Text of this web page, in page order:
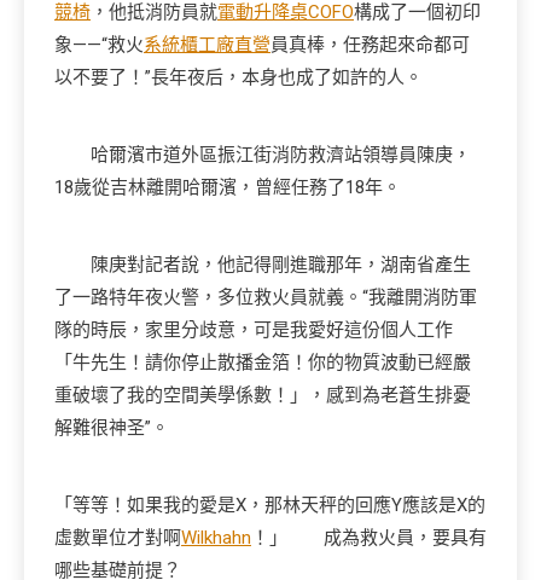
競椅 ，他抵消防員就電動升降桌COFO構成了一個初印
象——“救火系統櫃工廠直營員真棒，任務起來命都可
以不要了！”長年夜后，本身也成了如許的人。
哈爾濱市道外區振江街消防救濟站領導員陳庚，
18歲從吉林離開哈爾濱，曾經任務了18年。
陳庚對記者說，他記得剛進職那年，湖南省產生
了一路特年夜火警，多位救火員就義。“我離開消防軍
隊的時辰，家里分歧意，可是我愛好這份個人工作
「牛先生！請你停止散播金箔！你的物質波動已經嚴
重破壞了我的空間美學係數！」，感到為老蒼生排憂
解難很神圣”。
「等等！如果我的愛是X，那林天秤的回應Y應該是X的
虛數單位才對啊Wilkhahn ！」 成為救火員，要具有
哪些基礎前提？